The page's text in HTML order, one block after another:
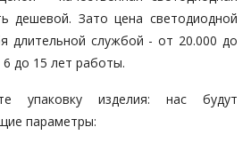
дешевой. Зато цена светодиодной
длительной службой - от 20.000 до
до 15 лет работы.
упаковку изделия: нас будут
параметры: